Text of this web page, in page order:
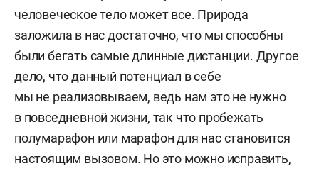
человеческое тело может все. Природа
заложила в нас достаточно, что мы способны
были бегать самые длинные дистанции. Другое
дело, что данный потенциал в себе
мы не реализовываем, ведь нам это не нужно
в повседневной жизни, так что пробежать
полумарафон или марафон для нас становится
настоящим вызовом. Но это можно исправить,